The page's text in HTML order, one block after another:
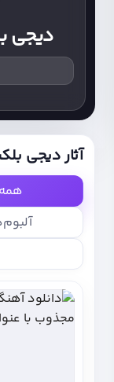
دیجی
آثار دیجی
همه